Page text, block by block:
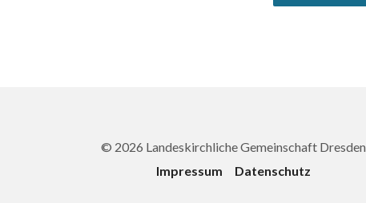
© 2026 Landeskirchliche Gemeinschaft Dresden
Impressum
Datenschutz